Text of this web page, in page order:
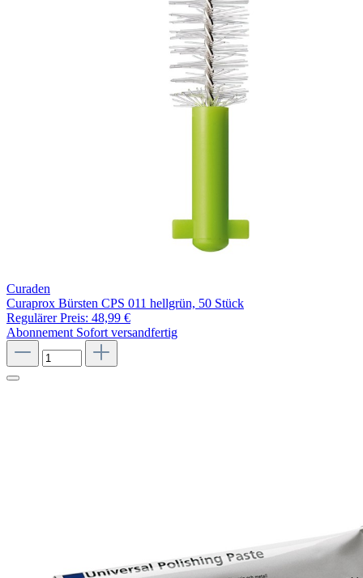
Curaden
Curaprox Bürsten CPS 011 hellgrün, 50 Stück
Regulärer Preis: 48,99 €
Abonnement Sofort versandfertig